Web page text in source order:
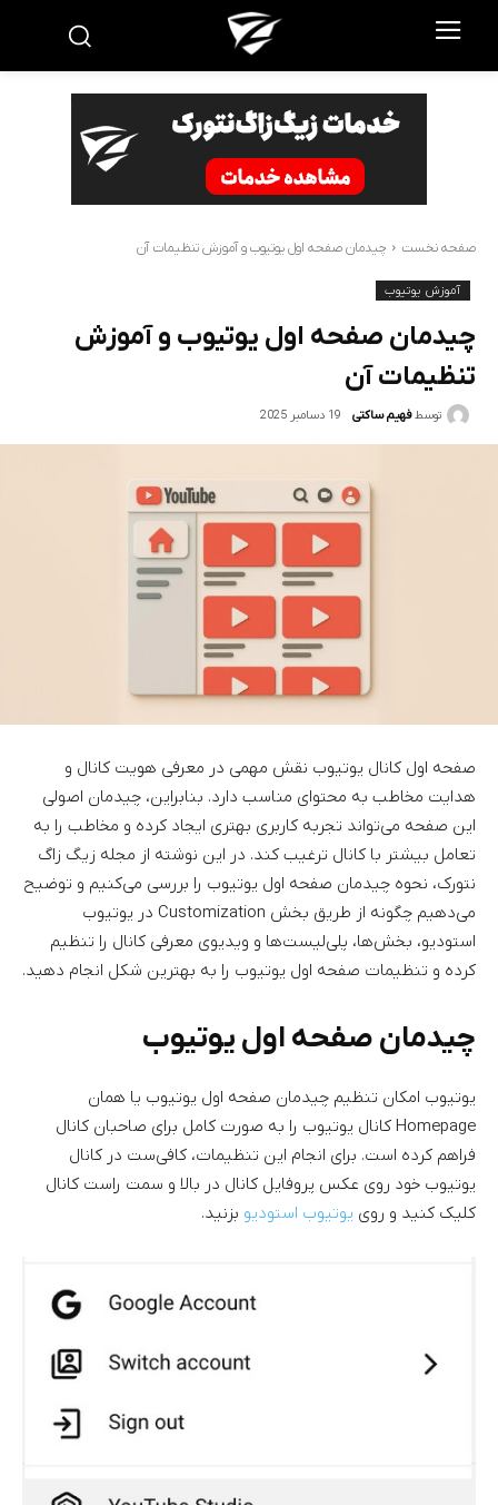
صفحه نخست چیدمان صفحه اول یوتیوب و آموزش تنظیمات آن
آموزش یوتیوب
چیدمان صفحه اول یوتیوب و آموزش
تنظیمات آن
توسط فهیم ساکتی 19 دسامبر 2025
صفحه اول کانال یوتیوب نقش مهمی در معرفی هویت کانال و
هدایت مخاطب به محتوای مناسب دارد. بنابراین، چیدمان اصولی
این صفحه می‌تواند تجربه کاربری بهتری ایجاد کرده و مخاطب را به
تعامل بیشتر با کانال ترغیب کند. در این نوشته از مجله زیگ زاگ
نتورک، نحوه چیدمان صفحه اول یوتیوب را بررسی می‌کنیم و توضیح
می‌دهیم چگونه از طریق بخش Customization در یوتیوب
استودیو، بخش‌ها، پلی‌لیست‌ها و ویدیوی معرفی کانال را تنظیم
کرده و تنظیمات صفحه اول یوتیوب را به بهترین شکل انجام دهید.
چیدمان صفحه اول یوتیوب
یوتیوب امکان تنظیم چیدمان صفحه اول یوتیوب یا همان
Homepage کانال یوتیوب را به صورت کامل برای صاحبان کانال
فراهم کرده است. برای انجام این تنظیمات، کافی‌ست در کانال
یوتیوب خود روی عکس پروفایل کانال در بالا و سمت راست کانال
کلیک کنید و روی یوتیوب استودیو بزنید.